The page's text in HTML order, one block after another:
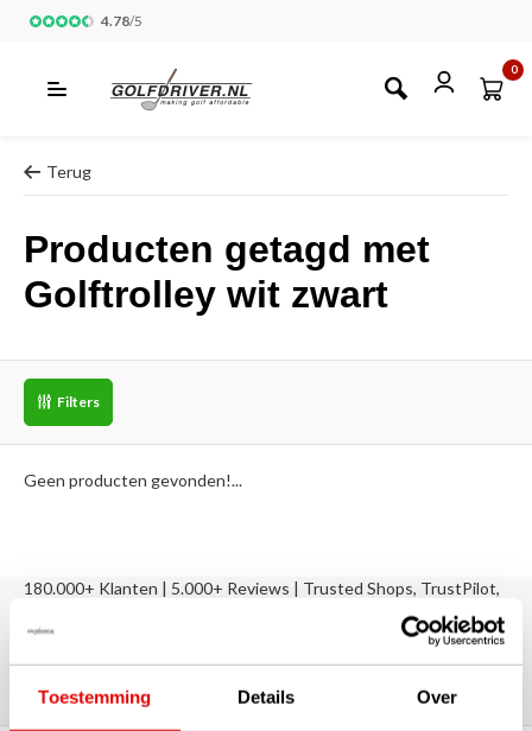
Toestemming Details Over
4.78/5
0
Terug
Producten getagd met
Golftrolley wit zwart
Filters
Geen producten gevonden!...
180.000+ Klanten | 5.000+ Reviews | Trusted Shops, TrustPilot,
Reviews: Onze klanten aan het
woord